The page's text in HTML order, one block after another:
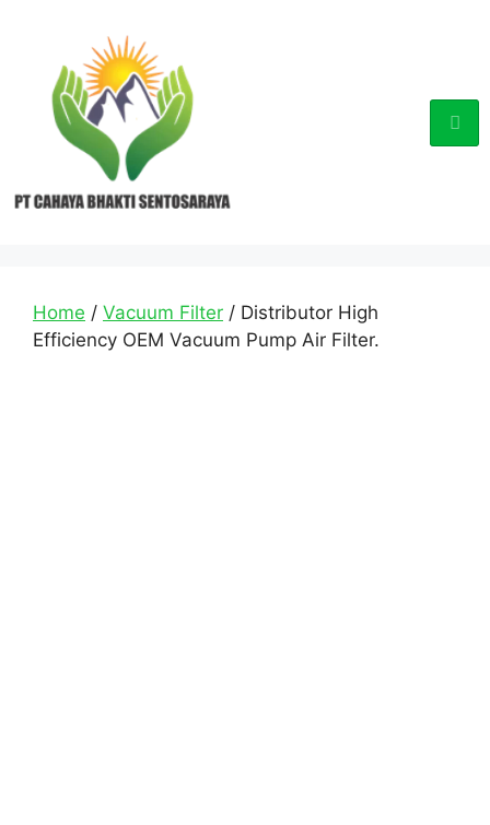
Home / Vacuum Filter / Distributor High
Efficiency OEM Vacuum Pump Air Filter.